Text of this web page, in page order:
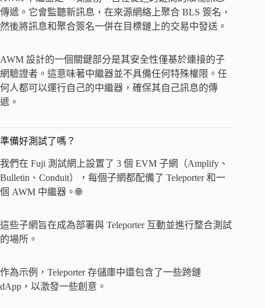
傳遞。它會監聽新訊息，在來源網絡上聚合 BLS 簽名，
然後將訊息和聚合簽名一併在目標鏈上的交易中發送。
AWM 設計的一個關鍵部分是其安全性僅基於連接的子
網驗證者。這意味著中繼器並不具備任何特殊權限。任
何人都可以運行自己的中繼器，確保其自己訊息的傳
遞。
準備好測試了嗎？
我們在 Fuji 測試網上設置了 3 個 EVM 子網（Amplify、
Bulletin、Conduit），每個子網都配備了 Teleporter 和一
個 AWM 中繼器。🌐
這些子網旨在成為部署與 Teleporter 互動並進行整合測試
的場所。
作為示例，Teleporter 存儲庫中還包含了一些跨鏈
dApp，以激發一些創意。